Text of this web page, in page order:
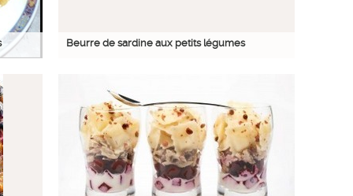
Beurre de sardine aux petits légumes